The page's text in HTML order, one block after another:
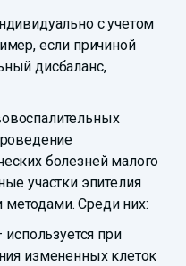
с учетом
если причиной
дисбаланс,
болезней малого
участки эпителия
Среди них:
при
измененных клеток